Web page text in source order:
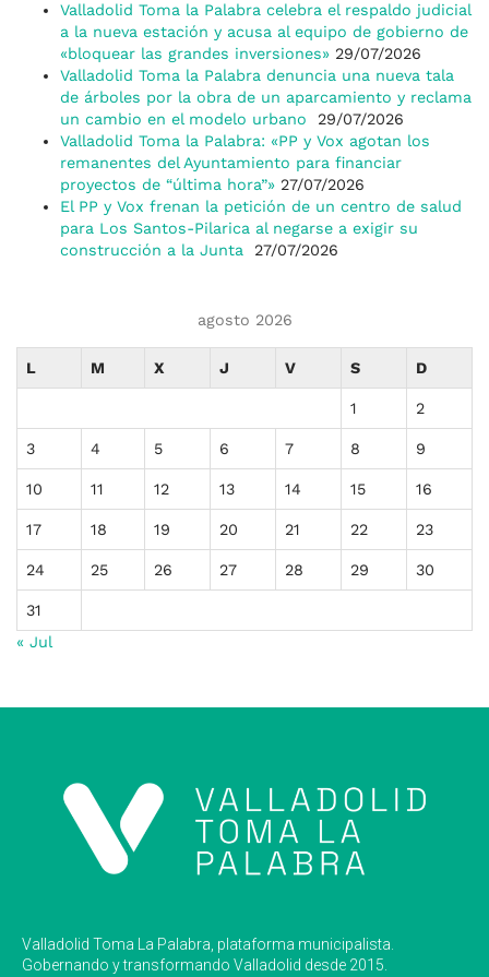
Valladolid Toma la Palabra celebra el respaldo judicial
a la nueva estación y acusa al equipo de gobierno de
«bloquear las grandes inversiones» 29/07/2026
Valladolid Toma la Palabra denuncia una nueva tala
de árboles por la obra de un aparcamiento y reclama
un cambio en el modelo urbano
29/07/2026
Valladolid Toma la Palabra: «PP y Vox agotan los
remanentes del Ayuntamiento para financiar
proyectos de “última hora”» 27/07/2026
El PP y Vox frenan la petición de un centro de salud
para Los Santos-Pilarica al negarse a exigir su
construcción a la Junta
27/07/2026
agosto 2026
L M X J V S D
1 2
3 4 5 6 7 8 9
10 11 12 13 14 15 16
17 18 19 20 21 22 23
24 25 26 27 28 29 30
31
« Jul
Valladolid Toma La Palabra, plataforma municipalista.
Gobernando y transformando Valladolid desde 2015.